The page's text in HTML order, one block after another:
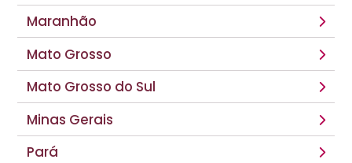
Maranhão
Mato Grosso
Mato Grosso do Sul
Minas Gerais
Pará